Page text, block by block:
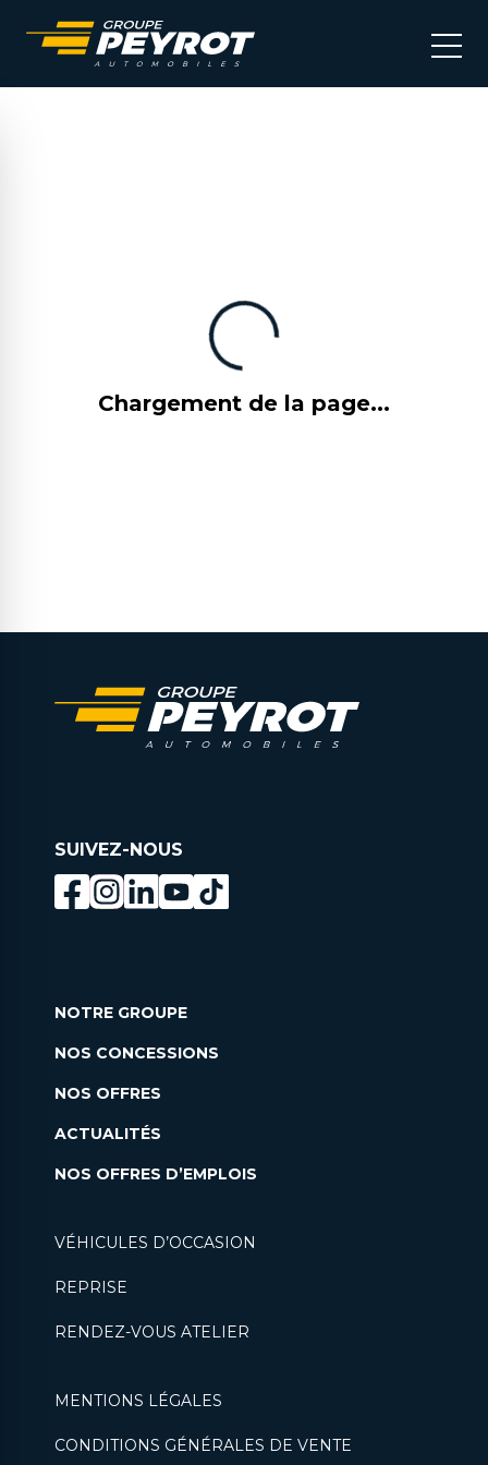
Chargement de la page...
SUIVEZ-NOUS
NOTRE GROUPE
NOS CONCESSIONS
NOS OFFRES
ACTUALITÉS
NOS OFFRES D’EMPLOIS
VÉHICULES D’OCCASION
REPRISE
RENDEZ-VOUS ATELIER
MENTIONS LÉGALES
CONDITIONS GÉNÉRALES DE VENTE